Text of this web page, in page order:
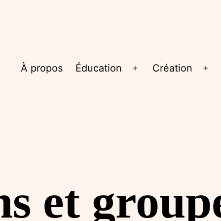
À propos Éducation
Ouvrir
Création
et